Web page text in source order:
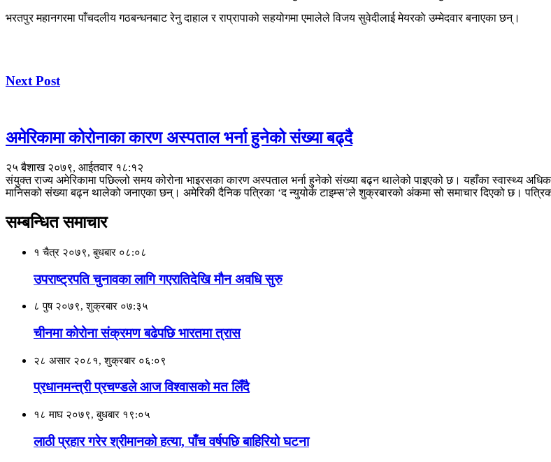
भरतपुर महानगरमा पाँचदलीय गठबन्धनबाट रेनु दाहाल र राप्रापाको सहयोगमा एमालेले विजय सुवेदीलाई मेयरकाे उम्मेदवार बनाएका छन्।
Next Post
अमेरिकामा कोरोनाका कारण अस्पताल भर्ना हुनेको संख्या बढ्दै
२५ बैशाख २०७९, आईतवार १८:१२
संयुक्त राज्य अमेरिकामा पछिल्लो समय कोरोना भाइरसका कारण अस्पताल भर्ना हुनेको संख्या बढ्न थालेको पाइएको छ। यहाँका स्वास्थ्य
मानिसको संख्या बढ्न थालेको जनाएका छन्। अमेरिकी दैनिक पत्रिका ‘द न्युयोर्क टाइम्स’ले शुक्रबारको अंकमा सो समाचार दिएको छ।
सम्बन्धित समाचार
१ चैत्र २०७९, बुधबार ०८:०८
उपराष्ट्रपति चुनावका लागि गएरातिदेखि मौन अवधि सुरु
८ पुष २०७९, शुक्रबार ०७:३५
चीनमा कोरोना संक्रमण बढेपछि भारतमा त्रास
२८ असार २०८१, शुक्रबार ०६:०९
प्रधानमन्त्री प्रचण्डले आज विश्वासको मत लिँदै
१८ माघ २०७९, बुधबार १९:०५
लाठी प्रहार गरेर श्रीमानको हत्या, पाँच वर्षपछि बाहिरियो घटना